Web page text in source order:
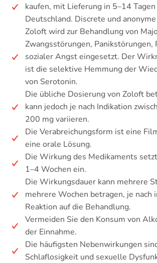
kaufen, mit Lieferung in 5–14 Tagen
Deutschland. Discrete und
Zoloft wird zur Behandlung von
Zwangsstörungen, Panikstörungen,
sozialer Angst eingesetzt. Der
ist die selektive Hemmung der
von Serotonin.
Die übliche Dosierung von Zoloft
kann jedoch je nach Indikation
200 mg variieren.
Die Verabreichungsform ist eine
eine orale Lösung.
Die Wirkung des Medikaments
1–4 Wochen ein.
Die Wirkungsdauer kann mehrere
mehrere Wochen betragen, je nach
Reaktion auf die Behandlung.
Vermeiden Sie den Konsum von
der Einnahme.
Die häufigsten Nebenwirkungen
Schlaflosigkeit und sexuelle